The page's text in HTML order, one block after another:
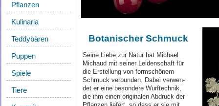
Pflanzen
Kulinaria
Teddybären
Puppen
Spiele
Tiere
Botanischer Schmuck
Seine Liebe zur Natur hat Michael
Michaud mit seiner Leidenschaft für
die Erstellung von formschönem
Schmuck verbunden. Dabei verwen­
det er eine besondere Wurftechnik,
die ihm einen originalen Abdruck der